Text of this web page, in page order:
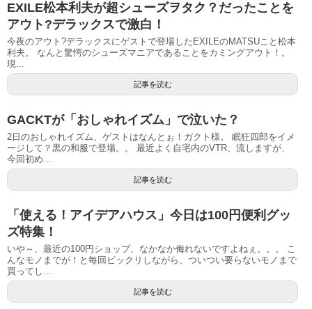
EXILE松本利夫が超シューズヲタク？だったことを
アウト?デラックスで激白！
今夜のアウト?デラックスにゲストで登場したEXILEのMATSUこと松本
利夫。 なんと驚愕のシューズマニアであることをカミングアウト！。
現...
記事を読む
GACKTが「おしゃれイズム」で泣いた？
2日のおしゃれイズム、ゲストはなんとぉ！ガクト様。 眠狂四郎をイメ
ージして？黒の和服で登場。。 最近よく自宅内のVTR、流しますが、
今回初め...
記事を読む
「使える！アイデアハウス」今日は100円便利グッ
ズ特集！
いや～、最近の100円ショップ、なかなか侮れないですよねぇ。。。 こ
んなモノまでが！と毎回ビックリしながら、ついつい要らないモノまで
買ってし...
記事を読む